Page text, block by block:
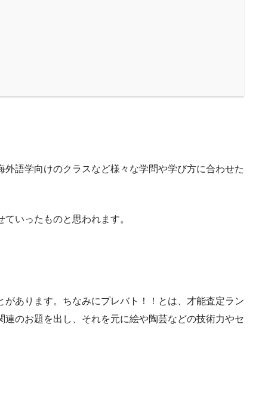
語学向けのクラスなど様々な学問や学び方に合わせた
いったものと思われます。
あります。ちなみにプレバト！！とは、才能査定ラン
のお題を出し、それを元に絵や陶芸などの技術力やセ